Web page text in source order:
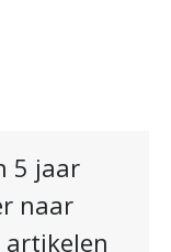
5 jaar
naar
artikelen